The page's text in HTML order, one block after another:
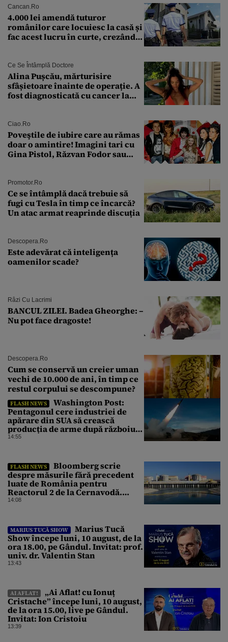
Cancan.ro
4.000 lei amendă tuturor
românilor care locuiesc la casă și
fac acest lucru în curte, crezând
Ce Se Întâmplă Doctore
Alina Pușcău, mărturisire
sfâșietoare înainte de operație. A
fost diagnosticată cu cancer la
îmi salvez viața”
Ciao.ro
Poveştile de iubire care au rămas
doar o amintire! Imagini tari cu
Gina Pistol, Răzvan Fodor sau
Promotor.ro
Ce se întâmplă dacă trebuie să
fugi cu Tesla în timp ce încarcă?
Un atac armat reaprinde discuția
Descopera.ro
Este adevărat că inteligența
oamenilor scade?
Râzi Cu Lacrimi
BANCUL ZILEI. Badea Gheorghe: –
Nu pot face dragoste!
Descopera.ro
Cum se conservă un creier uman
vechi de 10.000 de ani, în timp ce
restul corpului se descompune?
FLASH NEWS
Washington Post:
Pentagonul cere industriei de
apărare din SUA să crească
producția de arme după războiul
cu Iranul
14:55
FLASH NEWS
Bloomberg scrie
despre măsurile fără precedent
luate de România pentru
Reactorul 2 de la Cernavodă.
Operațiunea a mai câștigat nouă
14:08
MARIUS TUCĂ SHOW
Marius Tucă
Show începe luni, 10 august, de la
ora 18.00, pe Gândul. Invitat: prof.
univ. dr. Valentin Stan
13:43
AI AFLAT!
„Ai Aflat! cu Ionuț
Cristache” începe luni, 10 august,
de la ora 15.00, live pe Gândul.
Invitat: Ion Cristoiu
13:39